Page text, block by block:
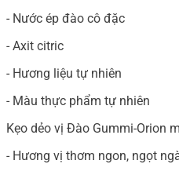
- Nước ép đào cô đặc
- Axit citric
- Hương liệu tự nhiên
- Màu thực phẩm tự nhiên
Kẹo dẻo vị Đào Gummi-Orion
- Hương vị thơm ngon, ngọt